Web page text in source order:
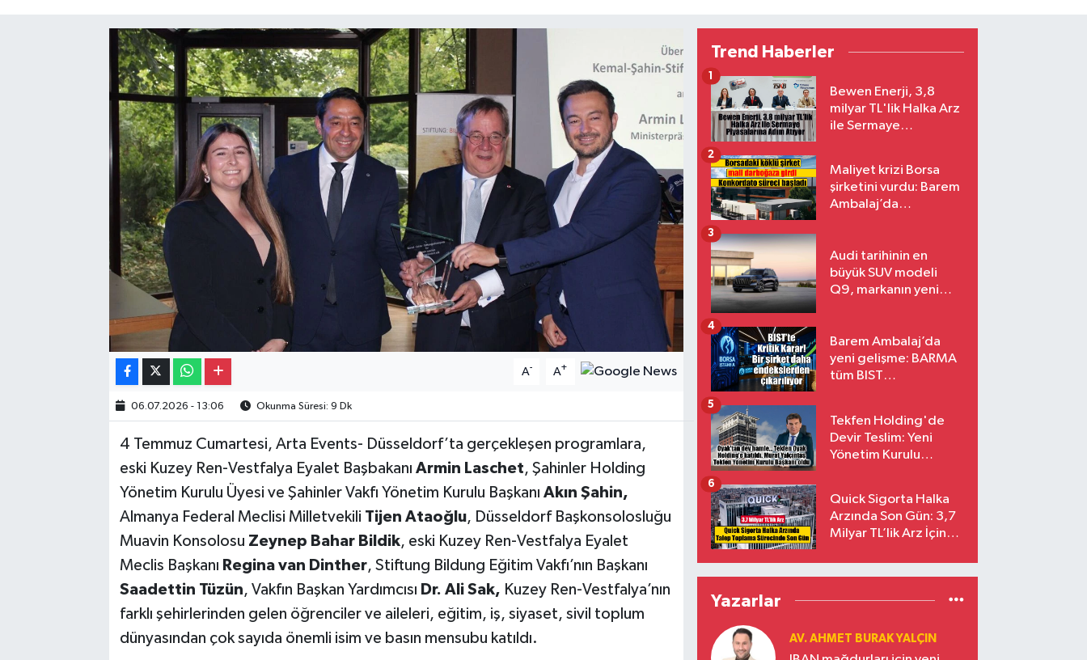
A- A+
06.07.2026 - 13:06 Okunma Süresi: 9 Dk
4 Temmuz Cumartesi, Arta Events- Düsseldorf’ta gerçekleşen programlara,
eski Kuzey Ren-Vestfalya Eyalet Başbakanı Armin Laschet, Şahinler Holding
Yönetim Kurulu Üyesi ve Şahinler Vakfı Yönetim Kurulu Başkanı Akın Şahin,
Almanya Federal Meclisi Milletvekili Tijen Ataoğlu, Düsseldorf Başkonsolosluğu
Muavin Konsolosu Zeynep Bahar Bildik, eski Kuzey Ren-Vestfalya Eyalet
Meclis Başkanı Regina van Dinther, Stiftung Bildung Eğitim Vakfı’nın Başkanı
Saadettin Tüzün, Vakfın Başkan Yardımcısı Dr. Ali Sak, Kuzey Ren-Vestfalya’nın
farklı şehirlerinden gelen öğrenciler ve aileleri, eğitim, iş, siyaset, sivil toplum
dünyasından çok sayıda önemli isim ve basın mensubu katıldı.
Trend Haberler
Bewen Enerji, 3,8
milyar TL'lik Halka Arz
ile Sermaye
1
Maliyet krizi Borsa
şirketini vurdu: Barem
Ambalaj’da
2
Audi tarihinin en
büyük SUV modeli
Q9, markanın yeni
3
Barem Ambalaj’da
yeni gelişme: BARMA
tüm BIST
4
Tekfen Holding'de
Devir Teslim: Yeni
Yönetim Kurulu
5
Quick Sigorta Halka
Arzında Son Gün: 3,7
Milyar TL’lik Arz İçin
Eriyor
6
Yazarlar
AV. AHMET BURAK YALÇIN
Gayrimenkul